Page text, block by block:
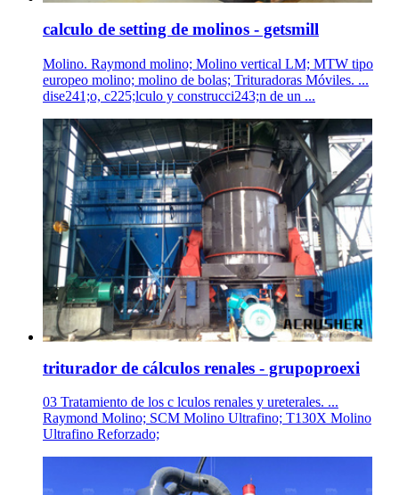
calculo de setting de molinos - getsmill
Molino. Raymond molino; Molino vertical LM; MTW tipo
europeo molino; molino de bolas; Trituradoras Móviles. ...
dise241;o, c225;lculo y construcci243;n de un ...
triturador de cálculos renales - grupoproexi
03 Tratamiento de los c lculos renales y ureterales. ...
Raymond Molino; SCM Molino Ultrafino; T130X Molino
Ultrafino Reforzado;